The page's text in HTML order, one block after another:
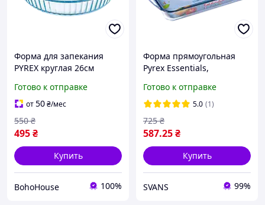
Форма для запекания
PYREX круглая 26см
2.1л
Готово к отправке
от50₴/мес
495₴
550 ₴
Купить
BohoHouse 100%
Форма прямоугольная
Pyrex Essentials,
Готово к отправке
5.0 (1)
587.25₴
725 ₴
Купить
SVANS 99%